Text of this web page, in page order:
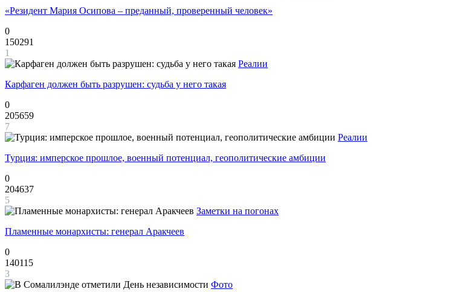
«Резидент Мария Осипова – преданный, проверенный человек»
0
150291
1
Реалии
Карфаген должен быть разрушен: судьба у него такая
0
205659
7
Реалии
Турция: имперское прошлое, военный потенциал, геополитические амбиции
0
204637
5
Заметки на погонах
Пламенные монархисты: генерал Аракчеев
0
140115
3
Фото